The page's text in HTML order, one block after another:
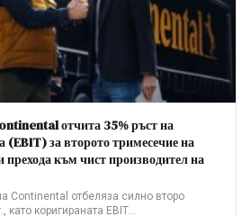
отчита 35% ръст на
(EBIT) за второто тримесечие на
към чист производител на
Continental отбеляза силно второ
като коригираната EBIT…